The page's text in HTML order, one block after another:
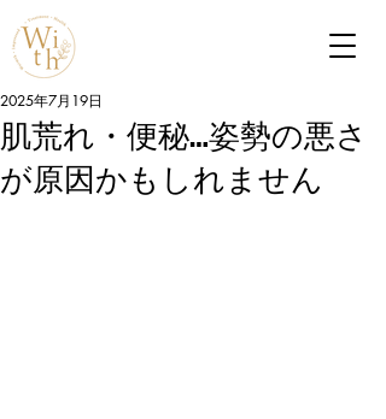
肌荒れ・便秘…姿勢の悪さ
が原因かもしれません
2025年7月19日